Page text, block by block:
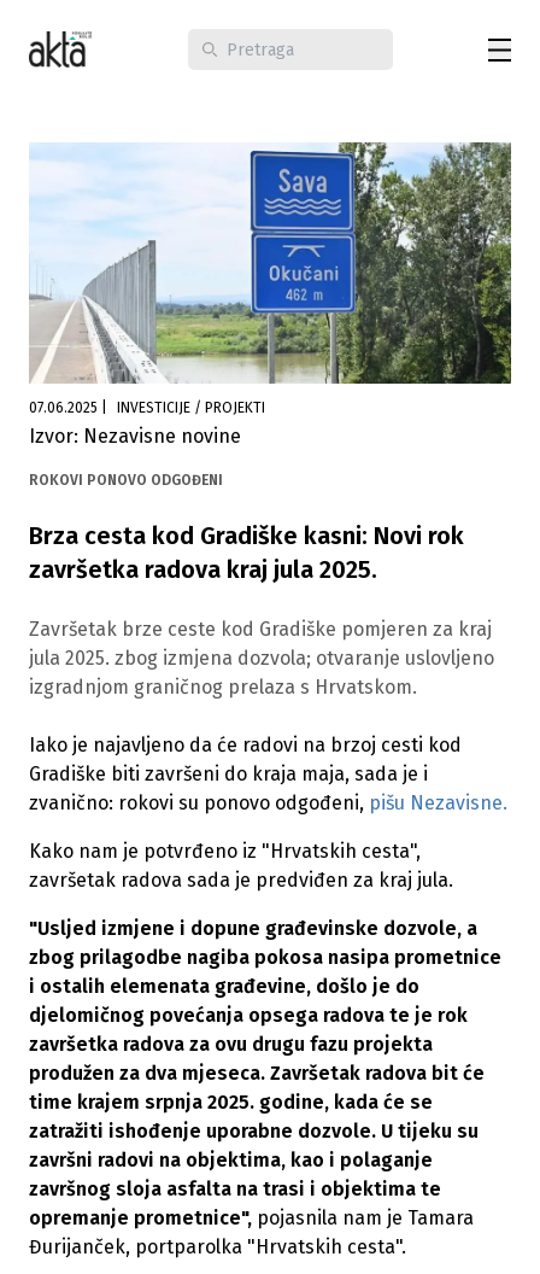
07.06.2025 INVESTICIJE / PROJEKTI
Izvor: Nezavisne novine
ROKOVI PONOVO ODGOĐENI
Brza cesta kod Gradiške kasni: Novi rok
završetka radova kraj jula 2025.
Završetak brze ceste kod Gradiške pomjeren za kraj
jula 2025. zbog izmjena dozvola; otvaranje uslovljeno
izgradnjom graničnog prelaza s Hrvatskom.
Iako je najavljeno da će radovi na brzoj cesti kod
Gradiške biti završeni do kraja maja, sada je i
zvanično: rokovi su ponovo odgođeni, pišu Nezavisne.
Kako nam je potvrđeno iz "Hrvatskih cesta",
završetak radova sada je predviđen za kraj jula.
"Usljed izmjene i dopune građevinske dozvole, a
zbog prilagodbe nagiba pokosa nasipa prometnice
i ostalih elemenata građevine, došlo je do
djelomičnog povećanja opsega radova te je rok
završetka radova za ovu drugu fazu projekta
produžen za dva mjeseca. Završetak radova bit će
time krajem srpnja 2025. godine, kada će se
zatražiti ishođenje uporabne dozvole. U tijeku su
završni radovi na objektima, kao i polaganje
završnog sloja asfalta na trasi i objektima te
opremanje prometnice", pojasnila nam je Tamara
Đurijanček, portparolka "Hrvatskih cesta".